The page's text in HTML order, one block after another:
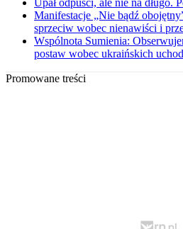
Upał odpuści, ale nie na długo.
Manifestacje „Nie bądź
sprzeciw wobec nienawiści i
Wspólnota Sumienia:
postaw wobec ukraińskich
Promowane treści